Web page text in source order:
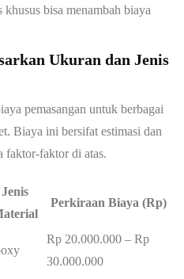
bisa menambah biaya
Ukuran dan Jenis
pemasangan untuk berbagai
Biaya ini bersifat estimasi dan
faktor-faktor di atas.
Jenis
Perkiraan Biaya (Rp)
Rp 20.000.000 – Rp
30.000.000